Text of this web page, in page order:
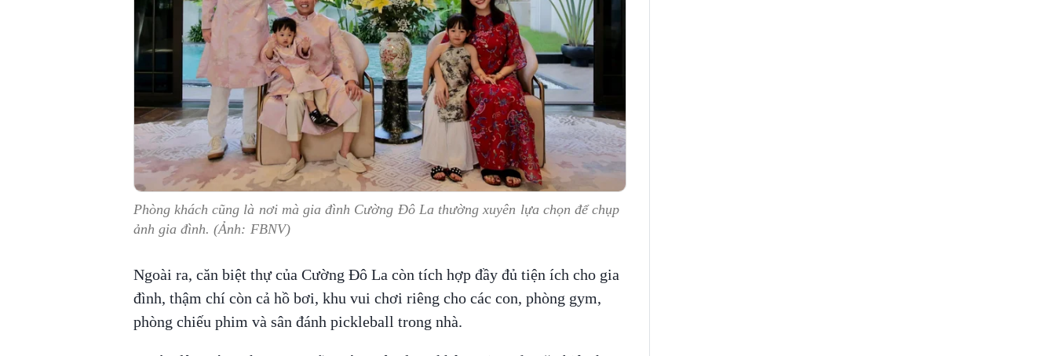
Phòng khách cũng là nơi mà gia đình Cường Đô La thường xuyên lựa chọn để chụp
ảnh gia đình. (Ảnh: FBNV)
Ngoài ra, căn biệt thự của Cường Đô La còn tích hợp đầy đủ tiện ích cho gia
đình, thậm chí còn cả hồ bơi, khu vui chơi riêng cho các con, phòng gym,
phòng chiếu phim và sân đánh pickleball trong nhà.